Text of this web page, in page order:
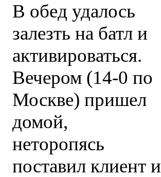
В обед удалось
залезть на батл и
активироваться.
Вечером (14-0 по
Москве) пришел
домой,
неторопясь
поставил клиент и